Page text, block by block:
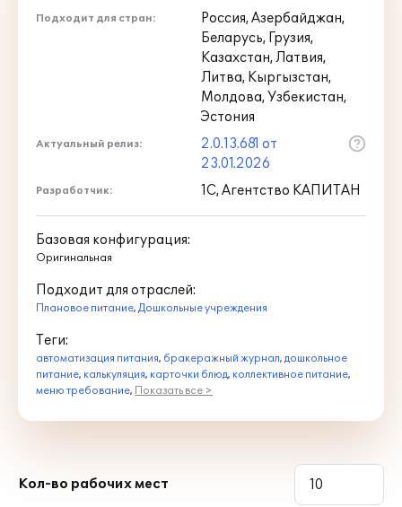
Подходит для стран:
Россия, Азербайджан,
Беларусь, Грузия,
Казахстан, Латвия,
Литва, Кыргызстан,
Молдова, Узбекистан,
Эстония
Актуальный релиз:
2.0.13.681 от
23.01.2026
Разработчик: 1С, Агентство КАПИТАН
Базовая конфигурация:
Оригинальная
Подходит для отраслей:
Плановое питание, Дошкольные учреждения
Теги:
автоматизация питания, бракеражный журнал, дошкольное
питание, калькуляция, карточки блюд, коллективное питание,
меню требование, Показать все >
Кол-во рабочих мест